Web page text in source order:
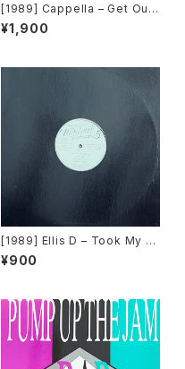
[1989] Cappella – Get Out
Of My Case [Media Recor
ds]
¥1,900
[1989] Ellis D – Took My L
ove Away [Minimal Record
s]
¥900